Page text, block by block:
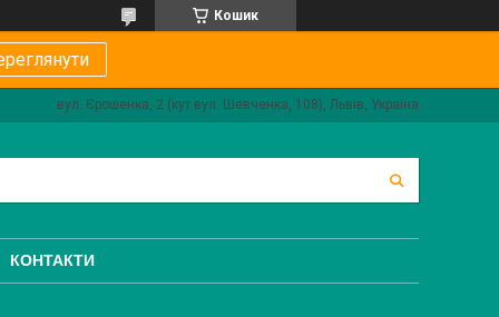
Кошик
вул. Єрошенка, 2 (кут вул. Шевченка, 108), Львів, Україна
КОНТАКТИ